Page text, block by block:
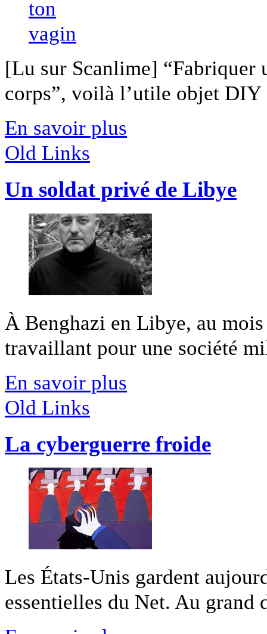
[Lu sur Scanlime] “Fabriquer
corps”, voilà l’utile objet
En savoir plus
Old Links
Un soldat privé de Libye
À Benghazi en Libye, au
travaillant pour une société
En savoir plus
Old Links
La cyberguerre froide
Les États-Unis gardent
essentielles du Net. Au grand